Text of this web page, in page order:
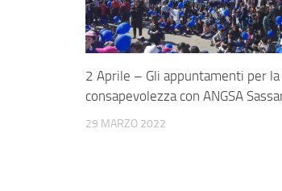
2 Aprile – Gli appuntamenti per la
consapevolezza con ANGSA
29 MARZO 2022